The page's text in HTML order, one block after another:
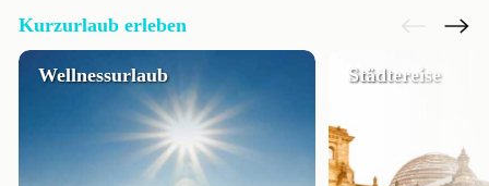
Kurzurlaub erleben
Wellnessurlaub Städtereise